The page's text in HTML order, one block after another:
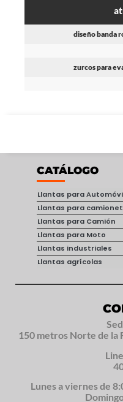
diseño banda
zurcos para
CATÁLOGO
Llantas para
Llantas para
Llantas para Camión
Llantas para Moto
Llantas industriales
Llantas agrícolas
150 metros Norte de la
Lunes a viernes de